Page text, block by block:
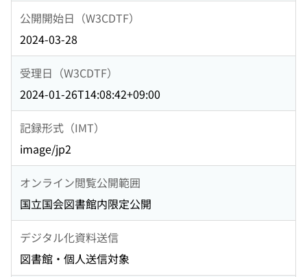
公開開始日（W3CDTF）
2024-03-28
受理日（W3CDTF）
2024-01-26T14:08:42+09:00
記録形式（IMT）
image/jp2
オンライン閲覧公開範囲
国立国会図書館内限定公開
デジタル化資料送信
図書館・個人送信対象